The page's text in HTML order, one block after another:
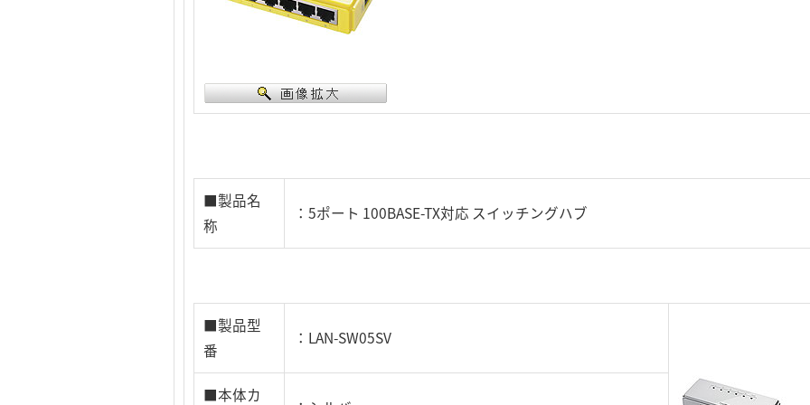
■製品名
称
：5ポート 100BASE-TX対応 スイッチングハブ
■製品型
番
：LAN-SW05SV
■本体カ